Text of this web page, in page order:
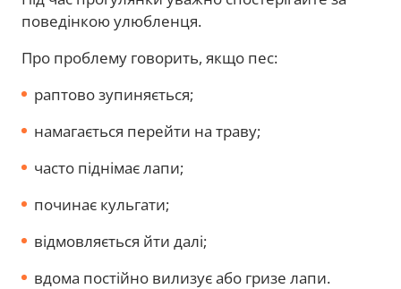
поведінкою улюбленця.
Про проблему говорить, якщо пес:
раптово зупиняється;
намагається перейти на траву;
часто піднімає лапи;
починає кульгати;
відмовляється йти далі;
вдома постійно вилизує або гризе лапи.